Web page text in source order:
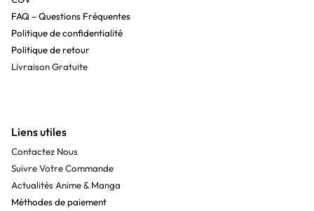
FAQ – Questions Fréquentes
Politique de confidentialité
Politique de retour
Livraison Gratuite
Liens utiles
Contactez Nous
Suivre Votre Commande
Actualités Anime & Manga
Méthodes de paiement